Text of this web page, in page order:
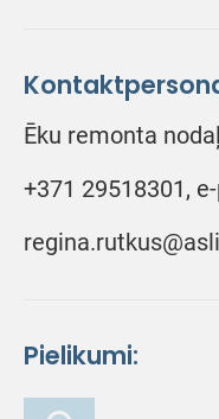
Ēku remonta
+371 29518301,
Pielikumi: